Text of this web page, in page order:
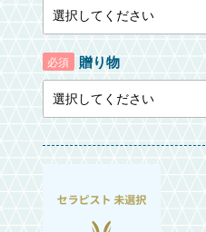
必須 贈り物